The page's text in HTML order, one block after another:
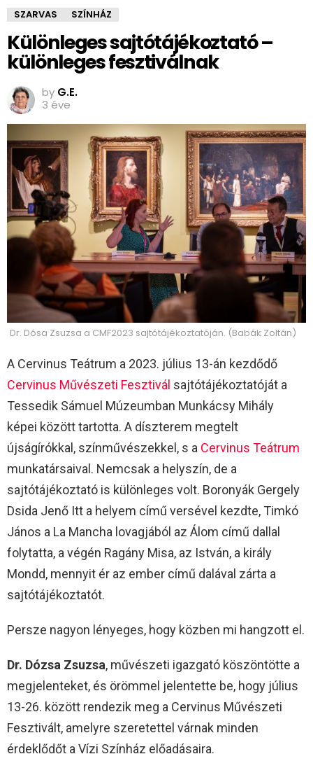
SZARVAS SZÍNHÁZ
Különleges sajtótájékoztató –
különleges fesztiválnak
by G.E.
3 éve
Dr. Dósa Zsuzsa a CMF2023 sajtótájékoztatóján. (Babák Zoltán)
A Cervinus Teátrum a 2023. július 13-án kezdődő
Cervinus Művészeti Fesztivál sajtótájékoztatóját a
Tessedik Sámuel Múzeumban Munkácsy Mihály
képei között tartotta. A díszterem megtelt
újságírókkal, színművészekkel, s a Cervinus Teátrum
munkatársaival. Nemcsak a helyszín, de a
sajtótájékoztató is különleges volt. Boronyák Gergely
Dsida Jenő Itt a helyem című versével kezdte, Timkó
János a La Mancha lovagjából az Álom című dallal
folytatta, a végén Ragány Misa, az István, a király
Mondd, mennyit ér az ember című dalával zárta a
sajtótájékoztatót.
Persze nagyon lényeges, hogy közben mi hangzott el.
Dr. Dózsa Zsuzsa, művészeti igazgató köszöntötte a
megjelenteket, és örömmel jelentette be, hogy július
13-26. között rendezik meg a Cervinus Művészeti
Fesztivált, amelyre szeretettel várnak minden
érdeklődőt a Vízi Színház előadásaira.